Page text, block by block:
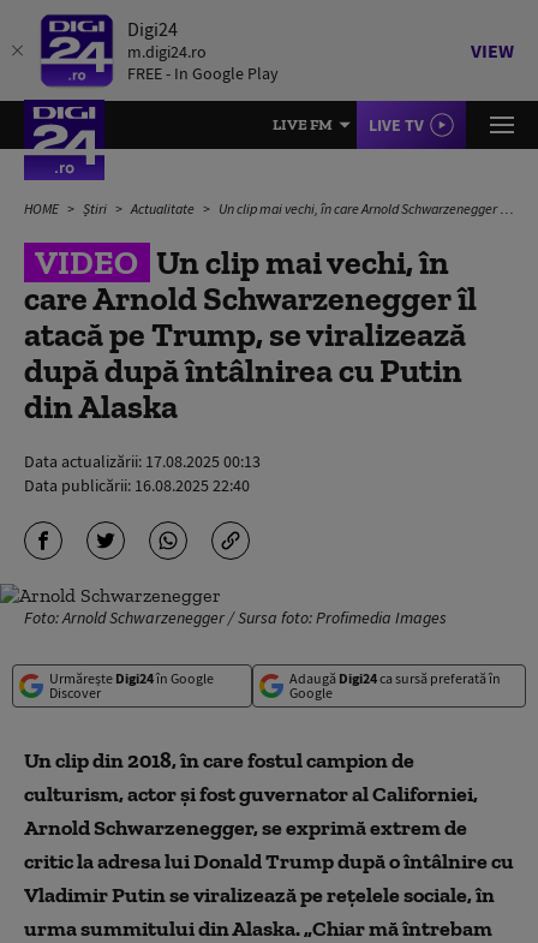
Digi24
m.digi24.ro
FREE - In Google Play
VIEW
LIVE FM LIVE TV
HOME Știri Actualitate Un clip mai vechi, în care Arnold Schwarzenegger îl atacă pe Trump, se viralizează după după întâlnirea cu Putin din Alaska
VIDEO Un clip mai vechi, în
care Arnold Schwarzenegger îl
atacă pe Trump, se viralizează
după după întâlnirea cu Putin
din Alaska
Data actualizării: 17.08.2025 00:13
Data publicării: 16.08.2025 22:40
Foto: Arnold Schwarzenegger / Sursa foto: Profimedia Images
Urmărește Digi24în Google
Discover
Adaugă Digi24ca sursă preferată în
Google
Un clip din 2018, în care fostul campion de
culturism, actor și fost guvernator al Californiei,
Arnold Schwarzenegger, se exprimă extrem de
critic la adresa lui Donald Trump după o întâlnire cu
Vladimir Putin se viralizează pe rețelele sociale, în
urma summitului din Alaska. „Chiar mă întrebam